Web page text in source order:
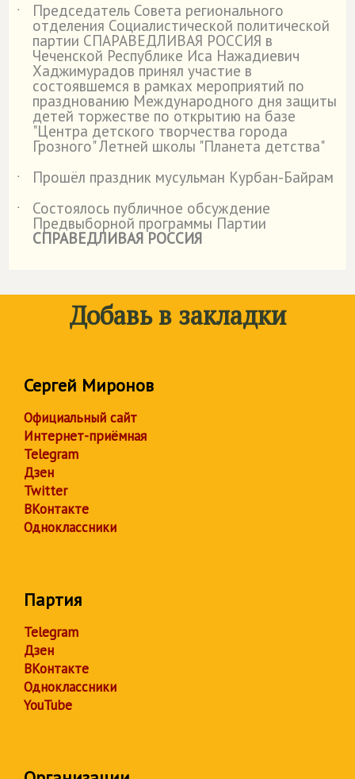
˙
Председатель Совета регионального
отделения Социалистической политической
партии СПАРАВЕДЛИВАЯ РОССИЯ в
Чеченской Республике Иса Нажадиевич
Хаджимурадов принял участие в
состоявшемся в рамках мероприятий по
празднованию Международного дня защиты
детей торжестве по открытию на базе
"Центра детского творчества города
Грозного" Летней школы "Планета детства"
˙
Прошёл праздник мусульман Курбан-Байрам
˙
Состоялось публичное обсуждение
Предвыборной программы Партии
СПРАВЕДЛИВАЯ РОССИЯ
Добавь в закладки
Сергей Миронов
Официальный сайт
Интернет-приёмная
Telegram
Дзен
Twitter
ВКонтакте
Одноклассники
Партия
Telegram
Дзен
ВКонтакте
Одноклассники
YouTube